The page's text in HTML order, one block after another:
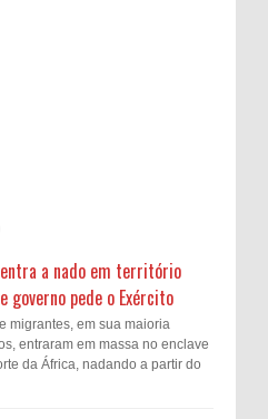
a nado em território
governo pede o Exército
migrantes, em sua maioria
entraram em massa no enclave
da África, nadando a partir do